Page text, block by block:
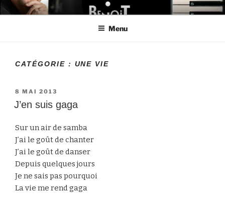
Aller
au
LE MONDE DE BENOIT
Créateur de projets
Menu
CATÉGORIE : UNE VIE
PUBLIÉ
LE
8 MAI 2013
J’en suis gaga
Sur un air de samba
J’ai le goût de chanter
J’ai le goût de danser
Depuis quelques jours
Je ne sais pas pourquoi
La vie me rend gaga